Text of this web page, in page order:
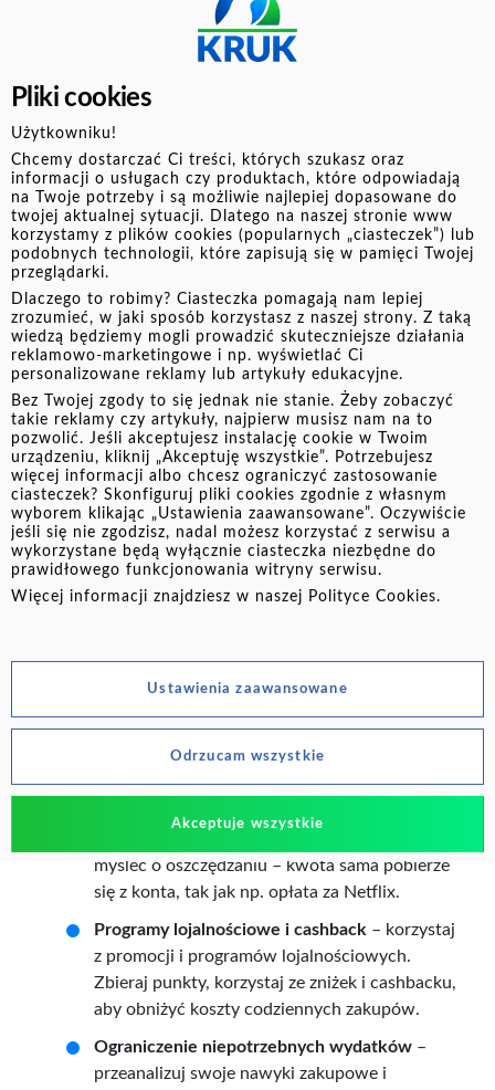
większymi decyzjami finansowymi.
2. Zastosuj metodę SMART
Aby cele były efektywne, muszą być SMART – czyli
Specyficzne (konkretne),
postępów),Atrakcyjne (motywujące),Realistyczne
(osiągalne) iTerminowe (określony czas realizacji).
Zamiast mówić „chcę oszczędzać", lepiej powiedzieć
„chcę odkładać 500 zł miesięcznie przez 6 miesięcy,
żeby mieć fundusz awaryjny na poziomie 3000 zł". To
sprawia, że cel staje się bardziej osiągalny i łatwiejszy
do realizacji.
3. Rozpisz cele na mniejsze kroki
Jeśli Twoim celem jest np. kupno mieszkania, rozbij go
na mniejsze etapy, np. zaoszczędzenie na wkład własny,
poprawa zdolności kredytowej, wybór odpowiedniego
kredytu hipotecznego. Każdy z tych kroków będzie
osobnym celem, a mniejsze cele ułatwią
monitorowanie postępów i daje poczucie, że jesteś
coraz bliżej realizacji Twojego planu.
Skuteczne strategie oszczędzania pieniędzy
możesz zaoszczędzić, np. ograniczając zbędne
zakupy. Ustal też limit na poszczególne
kategorie wydatków.
Automatyczne oszczędzanie– ustaw stały
myśleć o oszczędzaniu – kwota sama pobierze
się z konta, tak jak np. opłata za Netflix.
Programy lojalnościowe i cashback – korzystaj
z promocji i programów lojalnościowych.
Zbieraj punkty, korzystaj ze zniżek i cashbacku,
aby obniżyć koszty codziennych zakupów.
Ograniczenie niepotrzebnych wydatków –
przeanalizuj swoje nawyki zakupowe i
Pliki cookies
Użytkowniku!
Chcemy dostarczać Ci treści, których szukasz oraz
informacji o usługach czy produktach, które odpowiadają
na Twoje potrzeby i są możliwie najlepiej dopasowane do
twojej aktualnej sytuacji. Dlatego na naszej stronie www
korzystamy z plików cookies (popularnych „ciasteczek”) lub
podobnych technologii, które zapisują się w pamięci Twojej
przeglądarki.
Dlaczego to robimy? Ciasteczka pomagają nam lepiej
zrozumieć, w jaki sposób korzystasz z naszej strony. Z taką
wiedzą będziemy mogli prowadzić skuteczniejsze działania
reklamowo-marketingowe i np. wyświetlać Ci
personalizowane reklamy lub artykuły edukacyjne.
Bez Twojej zgody to się jednak nie stanie. Żeby zobaczyć
takie reklamy czy artykuły, najpierw musisz nam na to
pozwolić. Jeśli akceptujesz instalację cookie w Twoim
urządzeniu, kliknij „Akceptuję wszystkie”. Potrzebujesz
więcej informacji albo chcesz ograniczyć zastosowanie
ciasteczek? Skonfiguruj pliki cookies zgodnie z własnym
wyborem klikając „Ustawienia zaawansowane”. Oczywiście
jeśli się nie zgodzisz, nadal możesz korzystać z serwisu a
wykorzystane będą wyłącznie ciasteczka niezbędne do
prawidłowego funkcjonowania witryny serwisu.
Więcej informacji znajdziesz w naszej Polityce Cookies.
Ustawienia zaawansowane
Odrzucam wszystkie
Akceptuje wszystkie